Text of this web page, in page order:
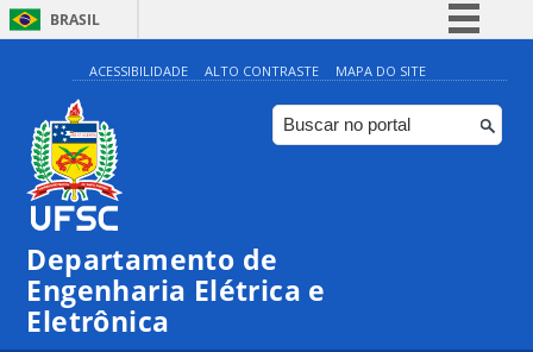
BRASIL
Simplifique!
Comunica BR
Participe
ACESSIBILIDADE ALTO CONTRASTE MAPA DO SITE
Departamento de
Engenharia Elétrica e
Eletrônica